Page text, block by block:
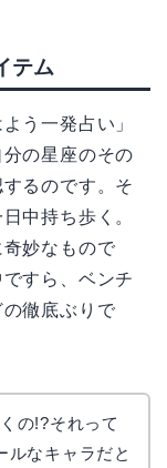
テム
う一発占い」
の星座のその
るのです。そ
中持ち歩く。
妙なもので
すら、ベンチ
徹底ぶりで
の!?それって
ルなキャラだと